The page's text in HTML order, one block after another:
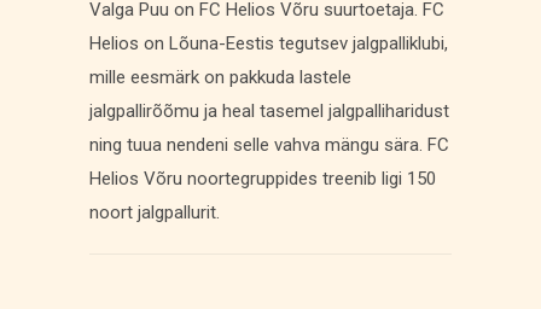
Valga Puu on FC Helios Võru suurtoetaja. FC
Helios on Lõuna-Eestis tegutsev jalgpalliklubi,
mille eesmärk on pakkuda lastele
jalgpallirõõmu ja heal tasemel jalgpalliharidust
ning tuua nendeni selle vahva mängu sära. FC
Helios Võru noortegruppides treenib ligi 150
noort jalgpallurit.